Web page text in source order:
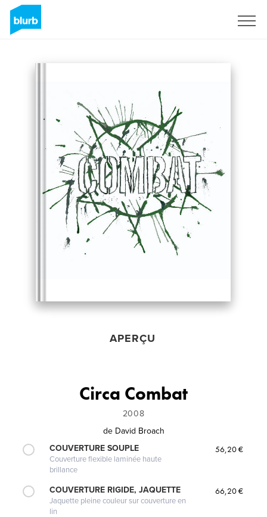
APERÇU
Circa Combat
2008
de David Broach
COUVERTURE SOUPLE
Couverture flexible laminée haute
brillance
56,20 €
COUVERTURE RIGIDE, JAQUETTE
Jaquette pleine couleur sur couverture en
lin
66,20 €